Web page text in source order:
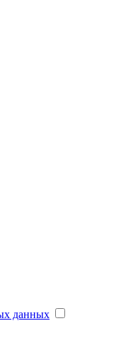
данных